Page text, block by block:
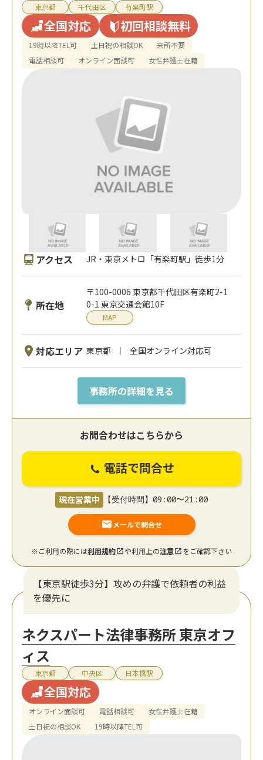
東京都 千代田区 有楽町駅
全国対応 初回相談無料
19時以降TEL可 土日祝の相談OK
来所不要
電話相談可
オンライン面談可 女性弁護士在籍
アクセス JR・東京メトロ「有楽町駅」徒歩1分
所在地
〒100-0006 東京都千代田区有楽町2-1
0-1 東京交通会館10F
MAP
対応エリア 東京都 全国オンライン対応可
事務所の詳細を見る
お問合わせはこちらから
電話で問合せ
現在営業中 【受付時間】09:00〜21:00
メールで問合せ
※ご利用の際には利用規約 や利用上の注意 をご確認下さい
【東京駅徒歩3分】攻めの弁護で依頼者の利益
を優先に
ネクスパート法律事務所 東京オフ
ィス
東京都 中央区 日本橋駅
全国対応
オンライン面談可 電話相談可
女性弁護士在籍
土日祝の相談OK
19時以降TEL可